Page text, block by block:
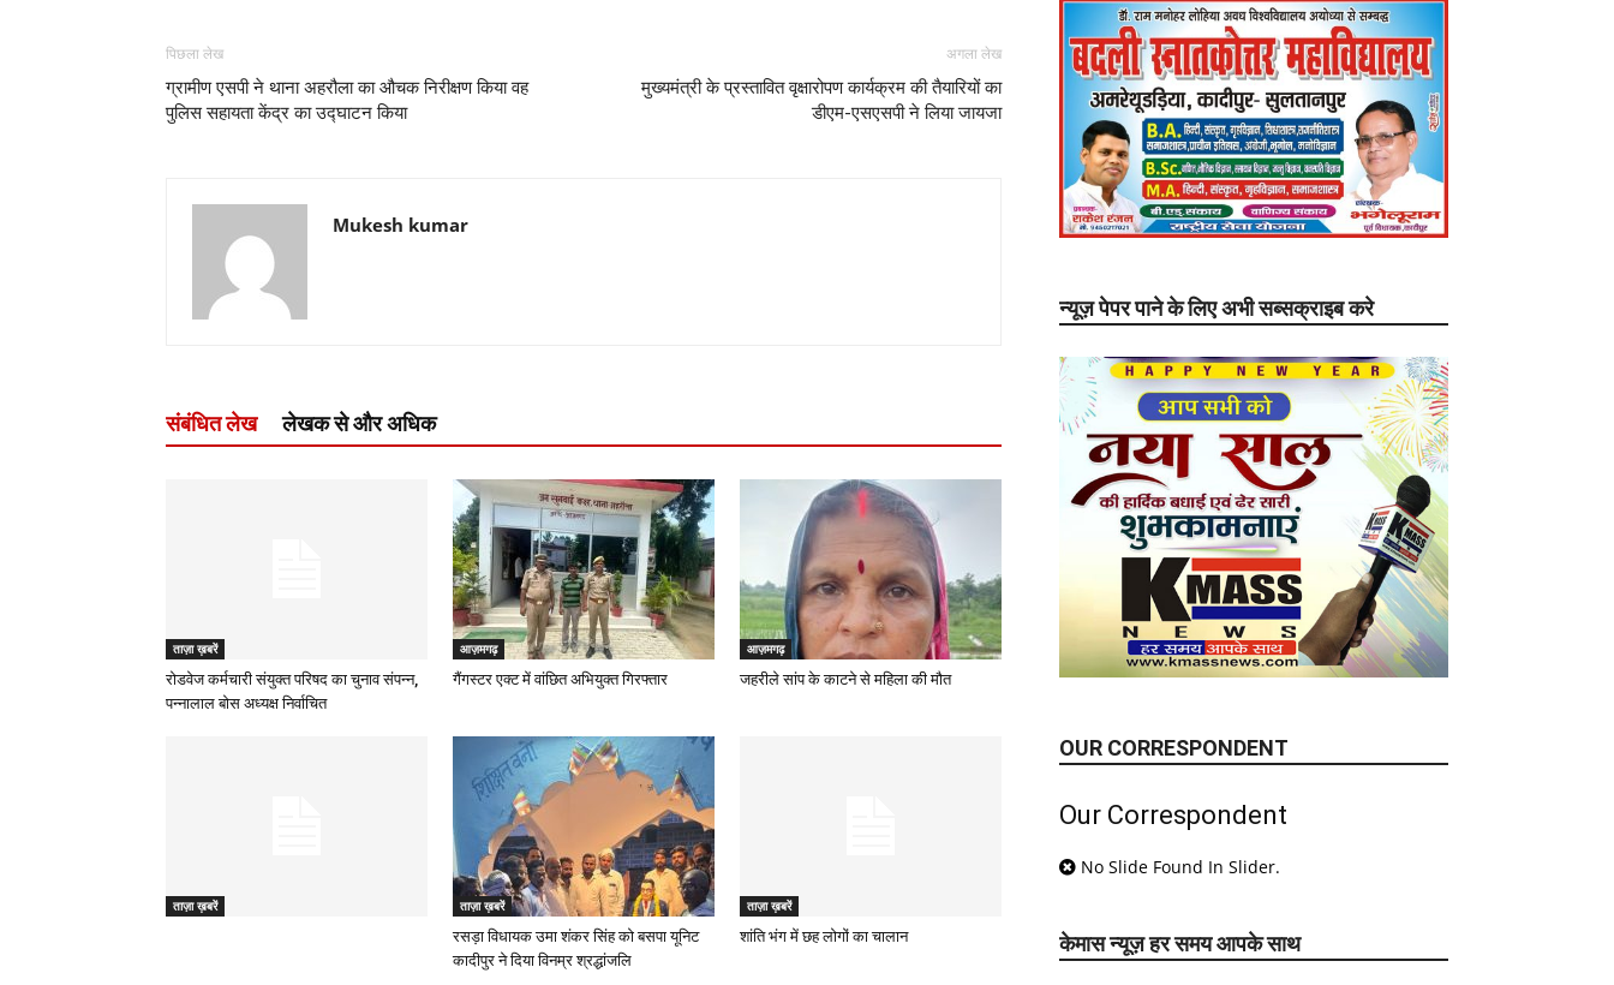
पिछला लेख
ग्रामीण एसपी ने थाना अहरौला का औचक निरीक्षण किया वह
पुलिस सहायता केंद्र का उद्घाटन किया
अगला लेख
मुख्यमंत्री के प्रस्तावित वृक्षारोपण कार्यक्रम की तैयारियों का
डीएम-एसएसपी ने लिया जायजा
Mukesh kumar
संबंधित लेख लेखक से और अधिक
ताज़ा ख़बरें
रोडवेज कर्मचारी संयुक्त परिषद का चुनाव संपन्न,
पन्नालाल बोस अध्यक्ष निर्वाचित
आज़मगढ़
गैंगस्टर एक्ट में वांछित अभियुक्त गिरफ्तार
आज़मगढ़
जहरीले सांप के काटने से महिला की मौत
ताज़ा ख़बरें ताज़ा ख़बरें
रसड़ा विधायक उमा शंकर सिंह को बसपा यूनिट
कादीपुर ने दिया विनम्र श्रद्धांजलि
ताज़ा ख़बरें
शांति भंग में छह लोगों का चालान
न्यूज़ पेपर पाने के लिए अभी सब्सक्राइब करे
OUR CORRESPONDENT
Our Correspondent
No Slide Found In Slider.
केमास न्यूज़ हर समय आपके साथ